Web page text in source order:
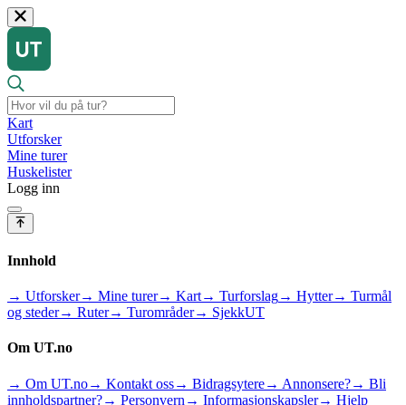
Kart
Utforsker
Mine turer
Huskelister
Logg inn
Innhold
→ Utforsker→ Mine turer→ Kart→ Turforslag→ Hytter→ Turmål
og steder→ Ruter→ Turområder→ SjekkUT
Om UT.no
→ Om UT.no→ Kontakt oss→ Bidragsytere→ Annonsere?→ Bli
innholdspartner?→ Personvern → Informasjonskapsler→ Hjelp